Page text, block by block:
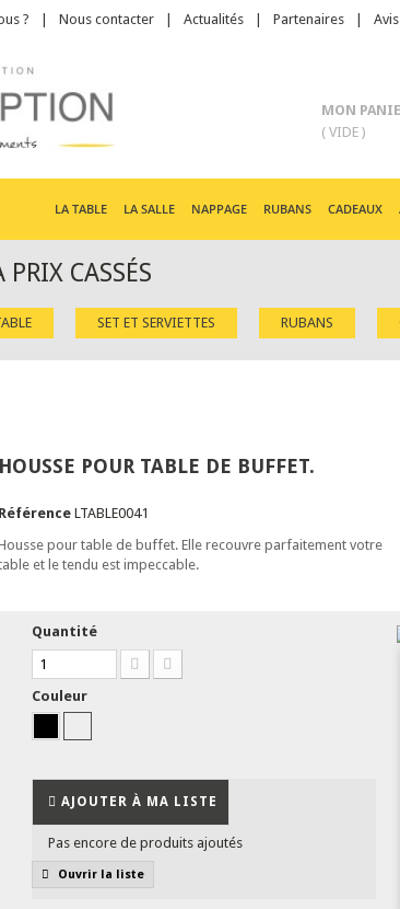
? Nous contacter Actualités Partenaires
MON
( VIDE )
LA TABLE LA SALLE NAPPAGE RUBANS CADEAUX
CASSÉS
SET ET SERVIETTES RUBANS
HOUSSE POUR TABLE DE BUFFET.
Référence LTABLE0041
pour table de buffet. Elle recouvre parfaitement votre
et le tendu est impeccable.
Quantité
Couleur
AJOUTER À MA LISTE
Pas encore de produits ajoutés
Ouvrir la liste